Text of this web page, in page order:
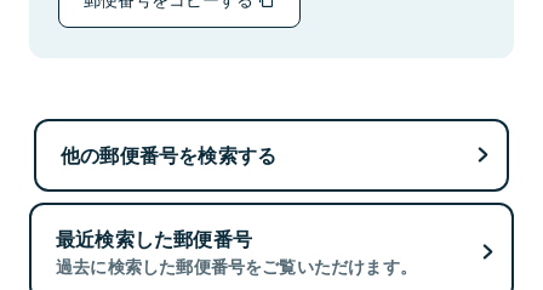
他の郵便番号を検索する
最近検索した郵便番号
過去に検索した郵便番号をご覧いただけます。